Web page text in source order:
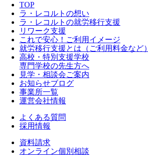
TOP
ラ・レコルトの想い
ラ・レコルトの就労移行支援
リワーク支援
これで安心！ご利用イメージ
就労移行支援とは（ご利用料金など）
高校・特別支援学校
専門学校の先生方へ
見学・相談会ご案内
お知らせブログ
事業所一覧
運営会社情報
よくある質問
採用情報
資料請求
オンライン個別相談